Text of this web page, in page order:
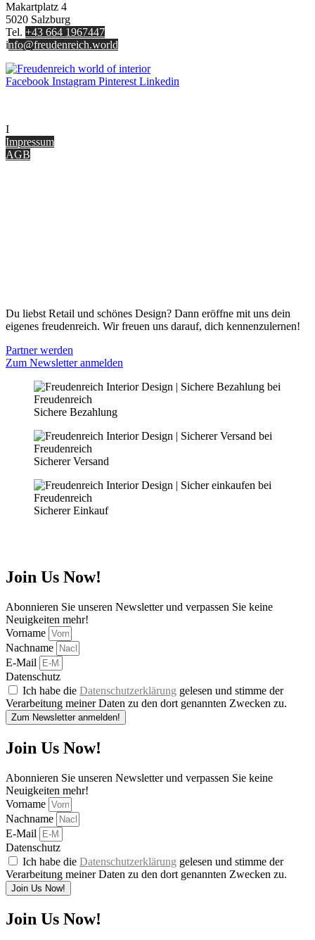
Makartplatz 4
5020 Salzburg
Tel. +43 664 1967447
info@freudenreich.world
Facebook Instagram Pinterest Linkedin
I
Impressum
AGB
Du liebst Retail und schönes Design? Dann eröffne mit uns dein
eigenes freudenreich. Wir freuen uns darauf, dich kennenzulernen!
Partner werden
Zum Newsletter anmelden
Sichere Bezahlung
Sicherer Versand
Sicherer Einkauf
Join Us Now!
Abonnieren Sie unseren Newsletter und verpassen Sie keine
Neuigkeiten mehr!
Vorname
Nachname
E-Mail
Datenschutz
Ich habe die Datenschutzerklärung gelesen und stimme der
Verarbeitung meiner Daten zu den dort genannten Zwecken zu.
Zum Newsletter anmelden!
Join Us Now!
Abonnieren Sie unseren Newsletter und verpassen Sie keine
Neuigkeiten mehr!
Vorname
Nachname
E-Mail
Datenschutz
Ich habe die Datenschutzerklärung gelesen und stimme der
Verarbeitung meiner Daten zu den dort genannten Zwecken zu.
Join Us Now!
Join Us Now!